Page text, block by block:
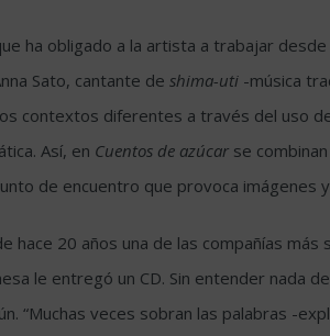
ha obligado a la artista a trabajar
Sato, cantante de shima-uti -música
contextos diferentes a través del uso
Así, en Cuentos de azúcar se
de encuentro que provoca imágenes
hace 20 años una de las compañías
le entregó un CD. Sin entender nada
“Muchas veces sobran las palabras -